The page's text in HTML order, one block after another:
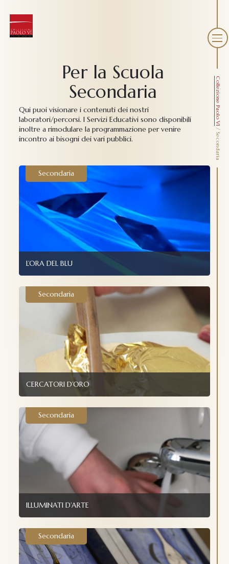
Collezione Paolo VI
/
Secondaria
Per la Scuola
Secondaria
Qui puoi visionare i contenuti dei nostri
laboratori/percorsi. I Servizi Educativi sono disponibili
inoltre a rimodulare la programmazione per venire
incontro ai bisogni dei vari pubblici.
Secondaria
L’ORA DEL BLU
Secondaria
CERCATORI D’ORO
Secondaria
ILLUMINATI D’ARTE
Secondaria